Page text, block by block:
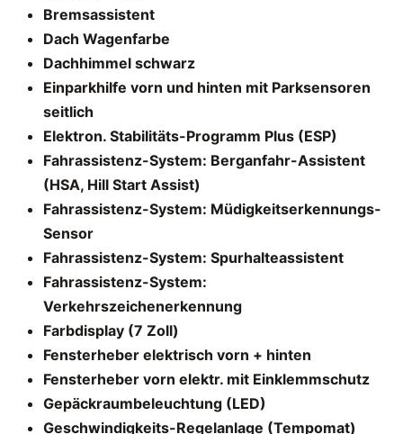
Bremsassistent
Dach Wagenfarbe
Dachhimmel schwarz
Einparkhilfe vorn und hinten mit Parksensoren
seitlich
Elektron. Stabilitäts-Programm Plus (ESP)
Fahrassistenz-System: Berganfahr-Assistent
(HSA, Hill Start Assist)
Fahrassistenz-System: Müdigkeitserkennungs-
Sensor
Fahrassistenz-System: Spurhalteassistent
Fahrassistenz-System:
Verkehrszeichenerkennung
Farbdisplay (7 Zoll)
Fensterheber elektrisch vorn + hinten
Fensterheber vorn elektr. mit Einklemmschutz
Gepäckraumbeleuchtung (LED)
Geschwindigkeits-Regelanlage (Tempomat)